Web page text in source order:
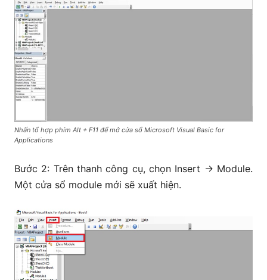
Nhấn tổ hợp phím Alt + F11 để mở cửa sổ Microsoft Visual Basic for
Applications
Bước 2: Trên thanh công cụ, chọn Insert → Module.
Một cửa sổ module mới sẽ xuất hiện.